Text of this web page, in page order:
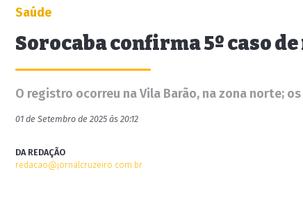
Saúde
Sorocaba confirma 5º caso
O registro ocorreu na Vila Barão, na zona norte;
01 de Setembro de 2025 às 20:12
DA REDAÇÃO
redacao@jornalcruzeiro.com.br